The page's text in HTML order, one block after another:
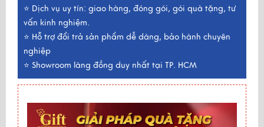
⭐ Dịch vụ uy tín: giao hàng, đóng gói, gói quà tặng, tư
vấn kinh nghiệm.
⭐ Hỗ trợ đổi trả sản phẩm dễ dàng, bảo hành chuyên
nghiệp
⭐ Showroom làng đồng duy nhất tại TP. HCM